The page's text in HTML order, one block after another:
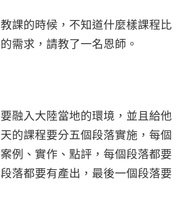
課的時候，不知道什麼樣課程比
需求，請教了一名恩師。
融入大陸當地的環境，並且給他
的課程要分五個段落實施，每個
例、實作、點評，每個段落都要
落都要有產出，最後一個段落要